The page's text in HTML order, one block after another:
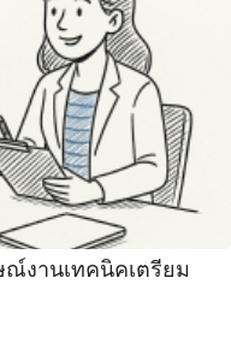
งานเทคนิคเตรียม